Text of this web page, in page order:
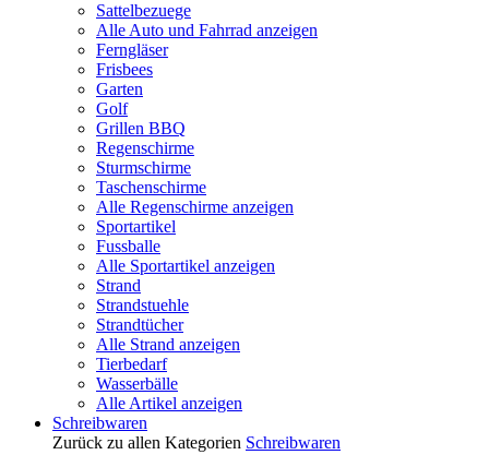
Sattelbezuege
Alle Auto und Fahrrad anzeigen
Ferngläser
Frisbees
Garten
Golf
Grillen BBQ
Regenschirme
Sturmschirme
Taschenschirme
Alle Regenschirme anzeigen
Sportartikel
Fussballe
Alle Sportartikel anzeigen
Strand
Strandstuehle
Strandtücher
Alle Strand anzeigen
Tierbedarf
Wasserbälle
Alle Artikel anzeigen
Schreibwaren
Zurück zu allen Kategorien Schreibwaren